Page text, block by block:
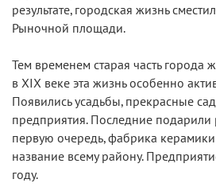
результате, городская жизнь
Рыночной площади.
Тем временем старая часть города
в XIX веке эта жизнь особенно
Появились усадьбы, прекрасные
предприятия. Последние подарили
первую очередь, фабрика
название всему району.
году.